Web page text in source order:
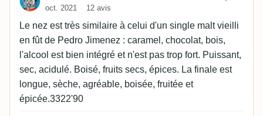
oct. 2021 12 avis
Le nez est très similaire à celui d'un single malt vieilli
en fût de Pedro Jimenez : caramel, chocolat, bois,
l'alcool est bien intégré et n'est pas trop fort. Puissant,
sec, acidulé. Boisé, fruits secs, épices. La finale est
longue, sèche, agréable, boisée, fruitée et
épicée.3322'90